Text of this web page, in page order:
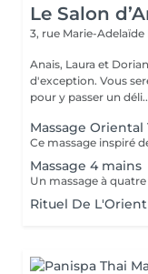
Le Salon
3, rue Marie-Adelaïde
Anais, Laura et
d'exception. Vous serez accueillis dans un cadre raffiné et feutré
pour y passer un
Massage
Massage 4 mains
Rituel De